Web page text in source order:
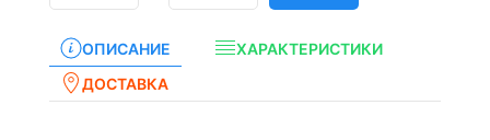
ОПИСАНИЕ
ХАРАКТЕРИСТИКИ
ДОСТАВКА